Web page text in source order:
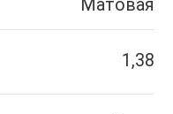
Матовая
1,38